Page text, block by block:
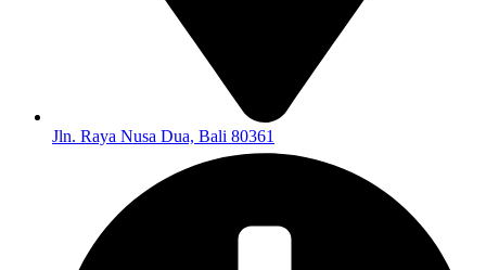
Jln. Raya Nusa Dua, Bali 80361